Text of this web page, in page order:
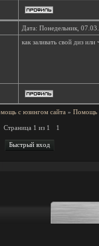
Дата: Понедельник,
как заливать свой диз
с юзингом сайта » Помощь
Страница 1 из 1 1